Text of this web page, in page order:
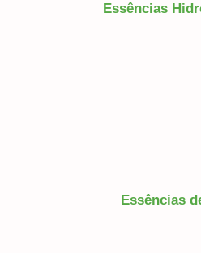
Essências
Essências